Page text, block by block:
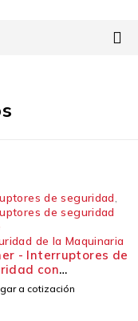
,
de
y
Banner